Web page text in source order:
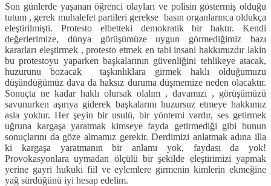
Son günlerde yaşanan öğrenci olayları ve polisin göstermiş olduğu
tutum , gerek muhalefet partileri gerekse basın organlarınca oldukça
eleştirilmişti. Protesto elbetteki demokratik bir haktır. Kendi
değerlerimize, dünya görüşümüze uygun görmediğimiz bazı
kararları eleştirmek , protesto etmek en tabi insani hakkımızdır lakin
bu protestoyu yaparken başkalarının güvenliğini tehlikeye atacak,
huzurunu bozacak taşkınlıklara girmek haklı olduğumuzu
düşündüğümüz dava da haksız duruma düşmemize neden olacaktır.
Sonuçta ne kadar haklı olursak olalım , davamızı , görüşümüzü
savunurken aşırıya giderek başkalarını huzursuz etmeye hakkımız
asla yoktur. Her şeyin bir usulü, bir yöntemi vardır, ses getirmek
uğruna kargaşa yaratmak kimseye fayda getirmediği gibi bunun
sonuçlarını da göze almamız gerekir. Derdimizi anlatmak adına illa
ki kargaşa yaratmanın bir anlamı yok, faydası da yok!
Provokasyonlara uymadan ölçülü bir şekilde eleştirimizi yapmak
yerine gayri hukuki fiil ve eylemlere girmenin kimlerin ekmeğine
yağ sürdüğünü iyi hesap edelim.